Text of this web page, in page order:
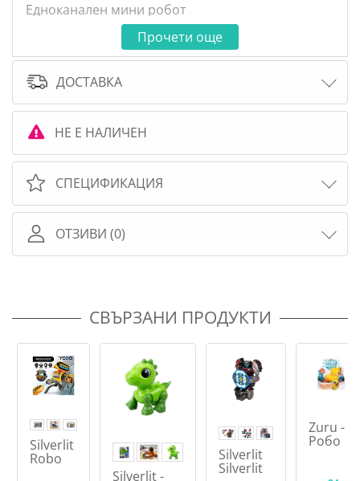
Едноканален мини робот
с интересен дизайн за огромно забавление
Прочети още
ДОСТАВКА
НЕ Е НАЛИЧЕН
СПЕЦИФИКАЦИЯ
ОТЗИВИ (0)
СВЪРЗАНИ ПРОДУКТИ
Silverlit
Robo
Silverlit -
Silverlit
Silverlit
Zuru -
Робо